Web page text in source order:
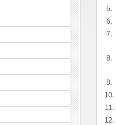
5.
6.
7.
8.
9.
10.
11.
12.